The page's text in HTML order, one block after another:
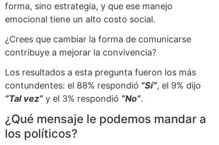
forma, sino estrategia, y que ese manejo
emocional tiene un alto costo social.
¿Crees que cambiar la forma de comunicarse
contribuye a mejorar la convivencia?
Los resultados a esta pregunta fueron los más
contundentes: el 88% respondió “Sí”, el 9% dijo
“Tal vez” y el 3% respondió “No”.
¿Qué mensaje le podemos mandar a
los políticos?